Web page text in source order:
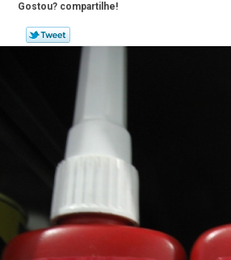
Gostou? compartilhe!